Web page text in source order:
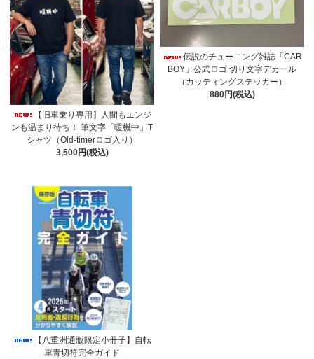
【旧車乗り専用】人間もエンジ
ンも温まり待ち！ 筆文字「暖機中」T
シャツ（Old-timerロゴ入り）
3,500円(税込)
伝説のチューニング雑誌「CAR
BOY」公式ロゴ 切り文字デカール
（カッティングステッカー）
880円(税込)
【八重洲通販限定小冊子】自転
車青切符完全ガイド